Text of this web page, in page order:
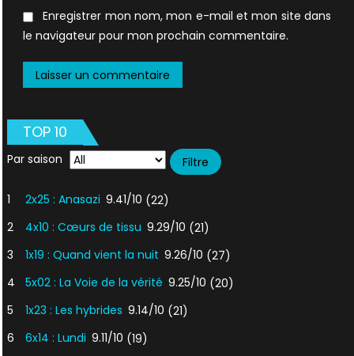
Enregistrer mon nom, mon e-mail et mon site dans
le navigateur pour mon prochain commentaire.
TOP 10
Par saison
1 2x25 : Anasazi 9.41/10 (22)
2
4x10 : Cœurs de tissu 9.29/10 (21)
3
1x19 : Quand vient la nuit 9.26/10 (27)
4
5x02 : La Voie de la vérité 9.25/10 (20)
5
1x23 : Les hybrides 9.14/10 (21)
6
6x14 : Lundi 9.11/10 (19)